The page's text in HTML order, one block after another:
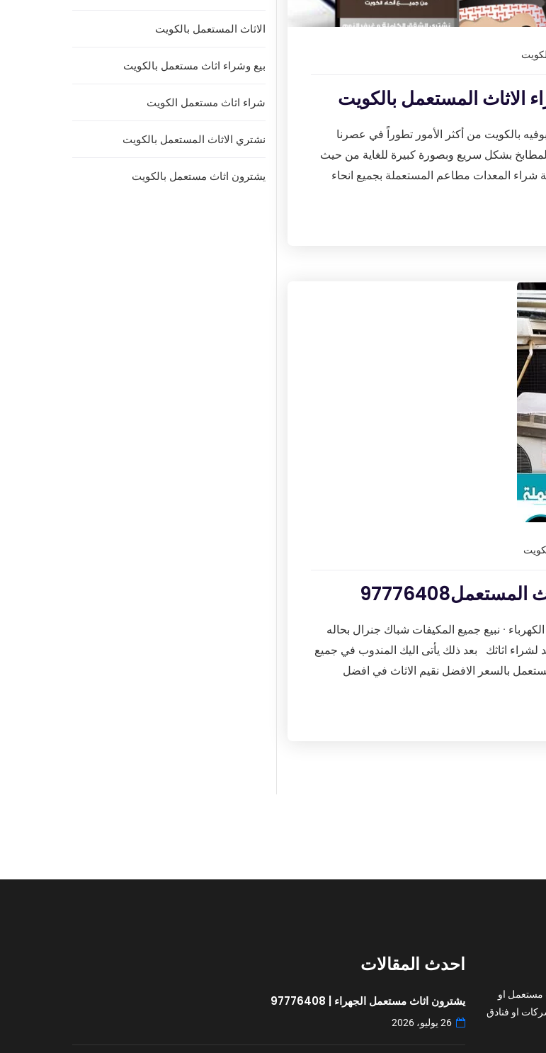
بالكويت من أكثر الأمور تطوراً في عصرنا
بشكل سريع وبصورة كبيرة للغاية من حيث
المعدات مطاعم المستعملة بجميع انحاء
· نبيع جميع المكيفات شباك جنرال بحاله
اثاثك بعد ذلك يأتى اليك المندوب في جميع
بالسعر الافضل نقيم الاثاث في افضل
الاثاث المستعمل بالكويت
بيع وشراء اثاث مستعمل بالكويت
شراء اثاث مستعمل الكويت
نشتري الاثاث المستعمل بالكويت
يشترون اثاث مستعمل بالكويت
مستعمل او
او فنادق
احدث المقالات
يشترون اثاث مستعمل الجهراء | 97776408
26 يوليو، 2026